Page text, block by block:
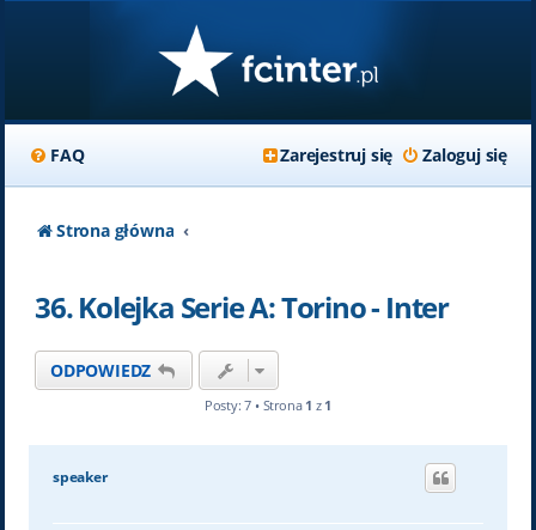
FAQ Zaloguj się
Zarejestruj się
Strona główna
36. Kolejka Serie A: Torino - Inter
ODPOWIEDZ
Posty: 7 • Strona 1 z 1
speaker